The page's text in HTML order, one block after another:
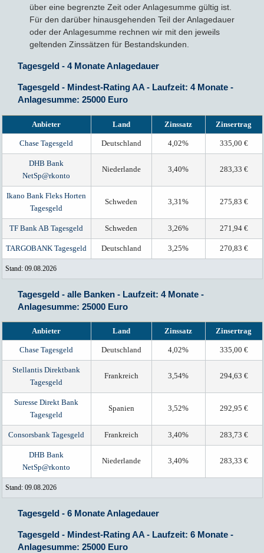
über eine begrenzte Zeit oder Anlagesumme gültig ist.
Für den darüber hinausgehenden Teil der Anlagedauer
oder der Anlagesumme rechnen wir mit den jeweils
geltenden Zinssätzen für Bestandskunden.
Tagesgeld - 4 Monate Anlagedauer
Tagesgeld - Mindest-Rating AA - Laufzeit: 4 Monate -
Anlagesumme: 25000 Euro
Anbieter Land Zinssatz Zinsertrag
Chase Tagesgeld Deutschland 4,02% 335,00 €
DHB Bank
NetSp@rkonto
Niederlande 3,40% 283,33 €
Ikano Bank Fleks Horten
Tagesgeld
Schweden 3,31% 275,83 €
TF Bank AB Tagesgeld Schweden 3,26% 271,94 €
TARGOBANK Tagesgeld Deutschland 3,25% 270,83 €
Stand: 09.08.2026
Tagesgeld - alle Banken - Laufzeit: 4 Monate -
Anlagesumme: 25000 Euro
Anbieter Land Zinssatz Zinsertrag
Chase Tagesgeld Deutschland 4,02% 335,00 €
Stellantis Direktbank
Tagesgeld
Frankreich 3,54% 294,63 €
Suresse Direkt Bank
Tagesgeld
Spanien 3,52% 292,95 €
Consorsbank Tagesgeld Frankreich 3,40% 283,73 €
DHB Bank
NetSp@rkonto
Niederlande 3,40% 283,33 €
Stand: 09.08.2026
Tagesgeld - 6 Monate Anlagedauer
Tagesgeld - Mindest-Rating AA - Laufzeit: 6 Monate -
Anlagesumme: 25000 Euro